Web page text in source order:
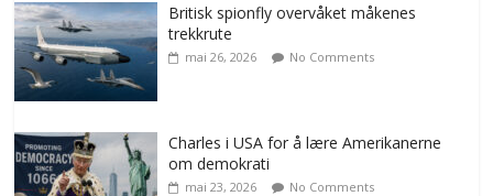
Britisk spionfly overvåket måkenes
trekkrute
mai 26, 2026 No Comments
Charles i USA for å lære Amerikanerne
om demokrati
mai 23, 2026 No Comments